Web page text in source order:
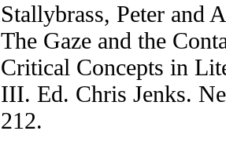
Stallybrass, Peter and
The Gaze and the
Critical Concepts in
III. Ed. Chris Jenks.
212.